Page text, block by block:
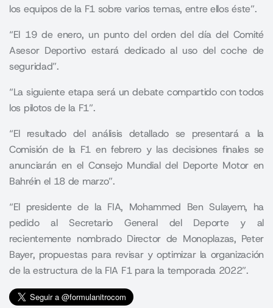
los equipos de la F1 sobre varios temas, entre ellos éste”.
“El 19 de enero, un punto del orden del día del Comité
Asesor Deportivo estará dedicado al uso del coche de
seguridad”.
“La siguiente etapa será un debate compartido con todos
los pilotos de la F1”.
“El resultado del análisis detallado se presentará a la
Comisión de la F1 en febrero y las decisiones finales se
anunciarán en el Consejo Mundial del Deporte Motor en
Bahréin el 18 de marzo”.
“El presidente de la FIA, Mohammed Ben Sulayem, ha
pedido al Secretario General del Deporte y al
recientemente nombrado Director de Monoplazas, Peter
Bayer, propuestas para revisar y optimizar la organización
de la estructura de la FIA F1 para la temporada 2022”.